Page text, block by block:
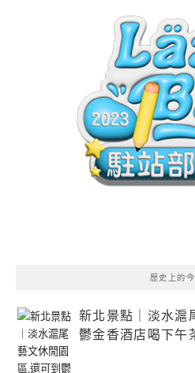
歷史上的
新北景點｜淡水滬
鬱金香酒店喝下午